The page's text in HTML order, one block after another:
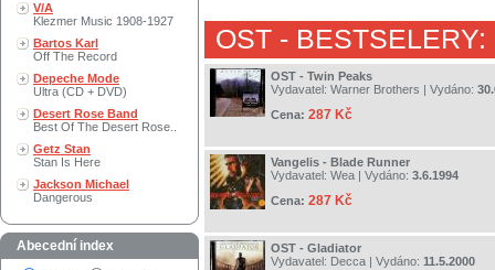
V/A
Klezmer Music 1908-1927
Bartos Karl
Off The Record
Depeche Mode
Ultra (CD + DVD)
Desert Rose Band
Best Of The Desert Rose..
Getz Stan
Stan Is Here
Jackson Michael
Dangerous
Abecední index
OST - BESTSELERY:
OST - Twin Peaks
Vydavatel: Warner Brothers | Vydáno:
Cena: 287 Kč
Vangelis - Blade Runner
Vydavatel: Wea | Vydáno: 3.6.1994
Cena: 287 Kč
OST - Gladiator
Vydavatel: Decca | Vydáno: 11.5.2000